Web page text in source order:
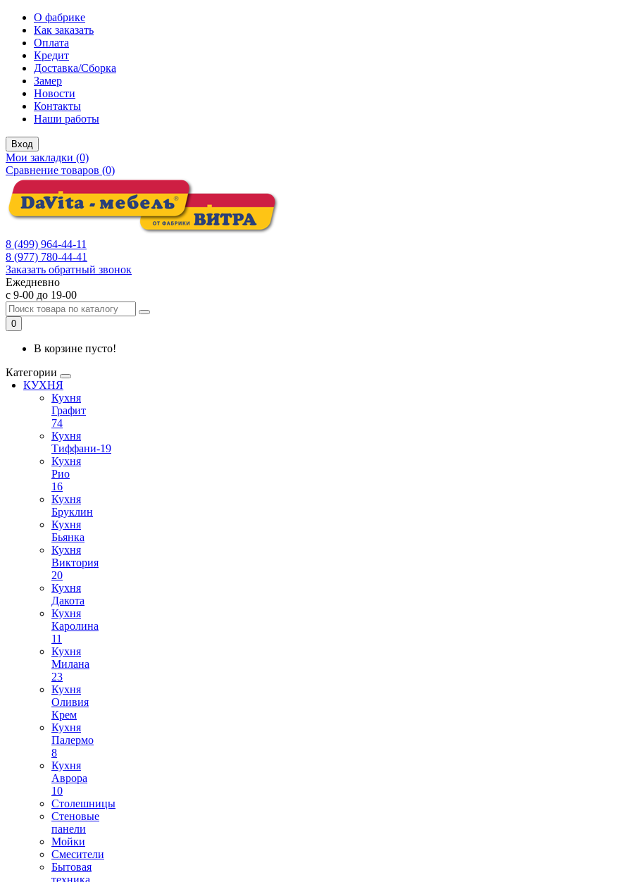
О фабрике
Как заказать
Оплата
Кредит
Доставка/Сборка
Замер
Новости
Контакты
Наши работы
Вход
Мои закладки (0)
Сравнение товаров (0)
8 (499) 964-44-11
8 (977) 780-44-41
Заказать обратный звонок
Ежедневно
с 9-00 до 19-00
0
В корзине пусто!
Категории
КУХНЯ
Кухня
Графит
74
Кухня
Тиффани-19
Кухня
Рио
16
Кухня
Бруклин
Кухня
Бьянка
Кухня
Виктория
20
Кухня
Дакота
Кухня
Каролина
11
Кухня
Милана
23
Кухня
Оливия
Крем
Кухня
Палермо
8
Кухня
Аврора
10
Столешницы
Стеновые
панели
Мойки
Смесители
Бытовая
техника